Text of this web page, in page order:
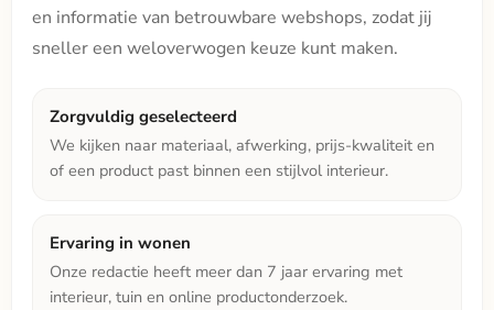
en informatie van betrouwbare webshops, zodat jij
sneller een weloverwogen keuze kunt maken.
Zorgvuldig geselecteerd
We kijken naar materiaal, afwerking, prijs-kwaliteit en
of een product past binnen een stijlvol interieur.
Ervaring in wonen
Onze redactie heeft meer dan 7 jaar ervaring met
interieur, tuin en online productonderzoek.